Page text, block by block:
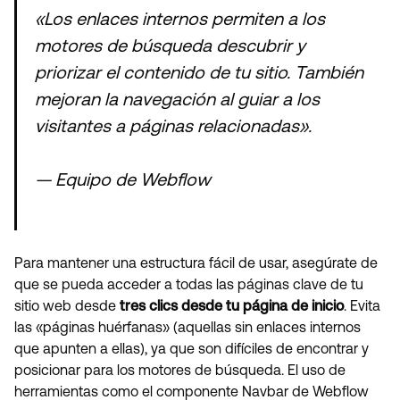
«Los enlaces internos permiten a los
motores de búsqueda descubrir y
priorizar el contenido de tu sitio. También
mejoran la navegación al guiar a los
visitantes a páginas relacionadas».
— Equipo de Webflow
Para mantener una estructura fácil de usar, asegúrate de
que se pueda acceder a todas las páginas clave de tu
sitio web desde tres clics desde tu página de inicio. Evita
las «páginas huérfanas» (aquellas sin enlaces internos
que apunten a ellas), ya que son difíciles de encontrar y
posicionar para los motores de búsqueda. El uso de
herramientas como el componente Navbar de Webflow